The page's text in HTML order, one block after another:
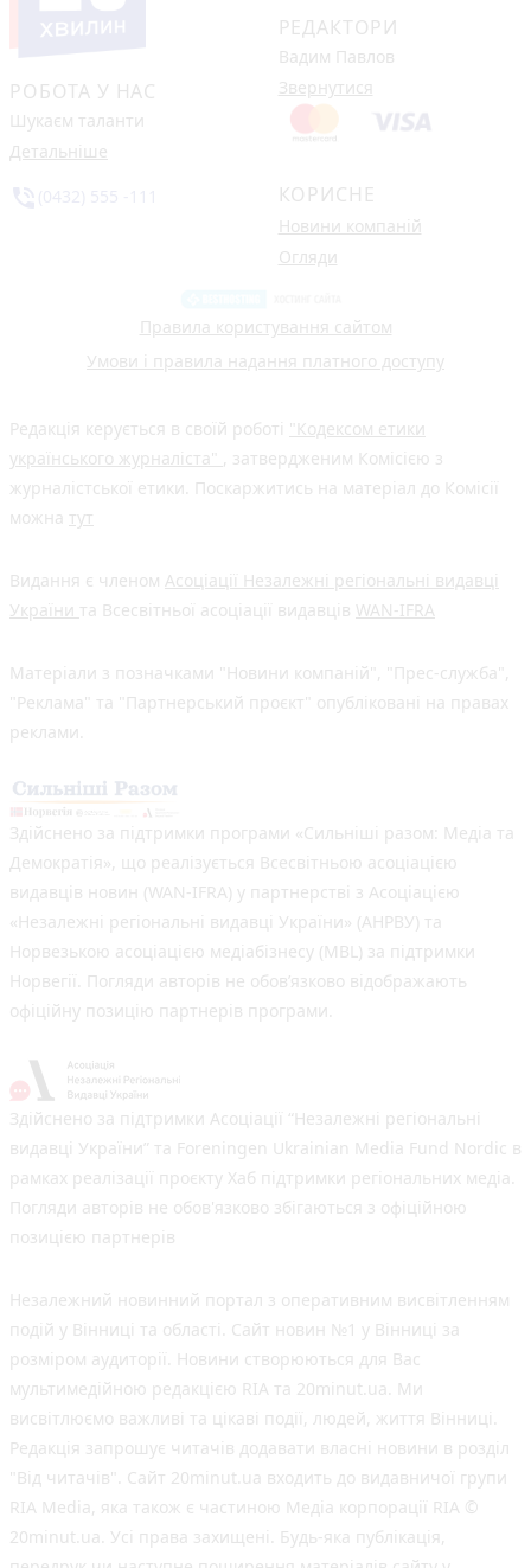
РОБОТА У НАС
Шукаєм таланти
Детальніше
РЕДАКТОРИ
Вадим Павлов
Звернутися
КОРИСНЕ
Новини компаній
Огляди
Правила користування сайтом
Умови і правила надання платного доступу
Редакція керується в своїй роботі "Кодексом етики
українського журналіста" , затвердженим Комісією з
журналістської етики. Поскаржитись на матеріал до Комісії
можна тут
Видання є членом Асоціації Незалежні регіональні видавці
України та Всесвітньої асоціації видавців WAN-IFRA
Матеріали з позначками "Новини компаній", "Прес-служба",
"Реклама" та "Партнерський проєкт" опубліковані на правах
реклами.
Здійснено за підтримки програми «Сильніші разом: Медіа та
Демократія», що реалізується Всесвітньою асоціацією
видавців новин (WAN-IFRA) у партнерстві з Асоціацією
«Незалежні регіональні видавці України» (АНРВУ) та
Норвезькою асоціацією медіабізнесу (MBL) за підтримки
Норвегії. Погляди авторів не обов’язково відображають
офіційну позицію партнерів програми.
Здійснено за підтримки Асоціації “Незалежні регіональні
видавці України” та Foreningen Ukrainian Media Fund Nordic в
рамках реалізації проєкту Хаб підтримки регіональних медіа.
Погляди авторів не обов'язково збігаються з офіційною
позицією партнерів
Незалежний новинний портал з оперативним висвітленням
подій у Вінниці та області. Сайт новин №1 у Вінниці за
розміром аудиторії. Новини створюються для Вас
мультимедійною редакцією RIA та 20minut.ua. Ми
висвітлюємо важливі та цікаві події, людей, життя Вінниці.
Редакція запрошує читачів додавати власні новини в розділ
"Від читачів". Сайт 20minut.ua входить до видавничої групи
RIA Media, яка також є частиною Медіа корпорації RIA ©
20minut.ua. Усі права захищені. Будь-яка публiкацiя,